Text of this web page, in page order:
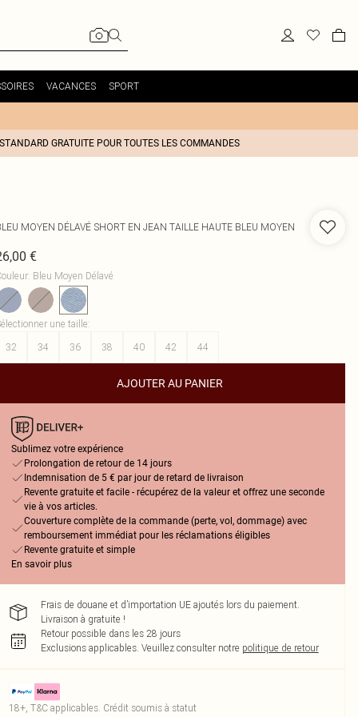
VACANCES SPORT
GRATUITE POUR TOUTES LES COMMANDES
MOYEN DÉLAVÉ SHORT EN JEAN TAILLE HAUTE BLEU MOYEN
€
: Bleu Moyen Délavé
une taille:
32
34 36 38 40 42 44
AJOUTER AU PANIER
Sublimez votre expérience
Prolongation de retour de 14 jours
Indemnisation de 5 € par jour de retard de livraison
Revente gratuite et facile - récupérez de la valeur et offrez une seconde
vie à vos articles.
Couverture complète de la commande (perte, vol, dommage) avec
remboursement immédiat pour les réclamations éligibles
Revente gratuite et simple
En savoir plus
Frais de douane et d’importation UE ajoutés lors du paiement.
Livraison à gratuite !
Retour possible dans les 28 jours
Exclusions applicables. Veuillez consulter notre politique de retour
18+, T&C applicables. Crédit soumis à statut